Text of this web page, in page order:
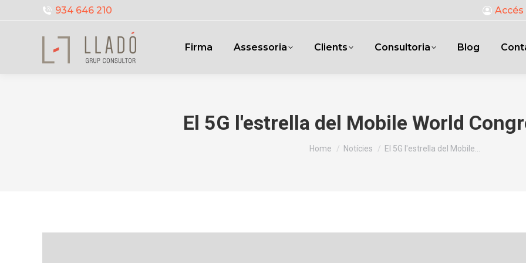
934 646 210
Firma Assessoria Clients Consultoria Blog
El 5G l'estrella del Mobile World
You are here:
Home Notícies El 5G l'estrella del Mobile…